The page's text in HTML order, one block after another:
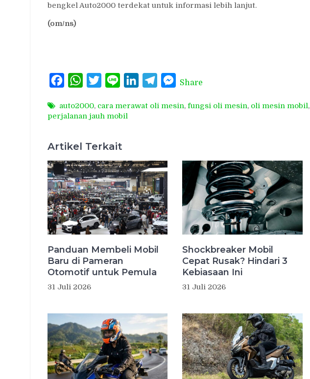
bengkel Auto2000 terdekat untuk informasi lebih lanjut.
(om/ns)
FacebookWhatsAppTwitterLine LinkedInTelegramMessenger
Share
auto2000, cara merawat oli mesin, fungsi oli mesin, oli mesin mobil,
perjalanan jauh mobil
Artikel Terkait
Panduan Membeli Mobil
Baru di Pameran
Otomotif untuk Pemula
31 Juli 2026
Shockbreaker Mobil
Cepat Rusak? Hindari 3
Kebiasaan Ini
31 Juli 2026